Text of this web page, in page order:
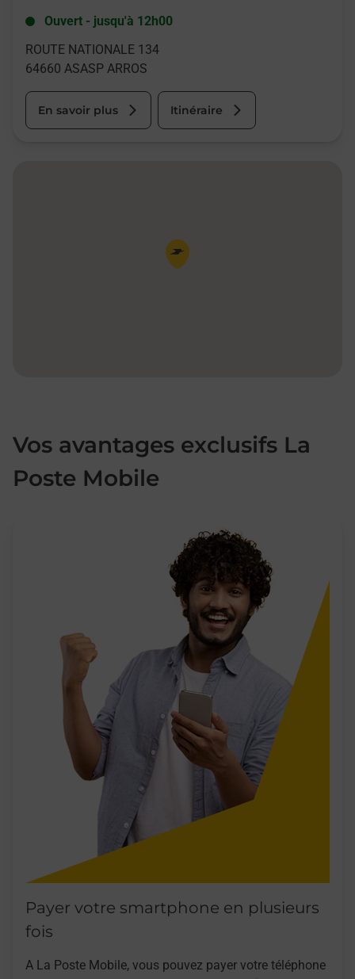
Ouvert - jusqu'à 12h00
ROUTE NATIONALE 134
64660 ASASP ARROS
En savoir plus Itinéraire
Pin de la carte
Vos avantages exclusifs La
Poste Mobile
Payer votre smartphone en plusieurs
fois
A La Poste Mobile, vous pouvez payer votre téléphone